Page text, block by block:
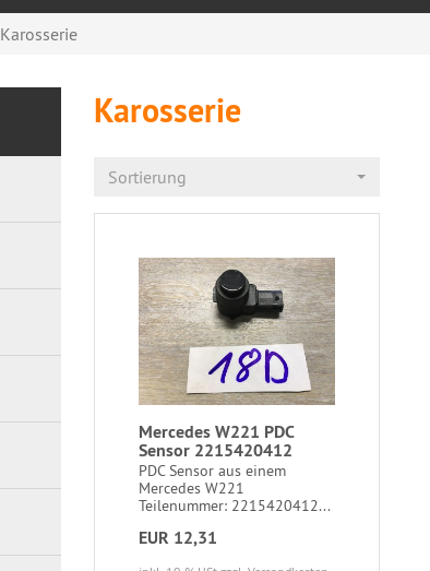
Karosserie
Karosserie
Sortierung
Mercedes W221 PDC
Sensor 2215420412
PDC Sensor aus einem
Mercedes W221
Teilenummer: 2215420412...
EUR 12,31